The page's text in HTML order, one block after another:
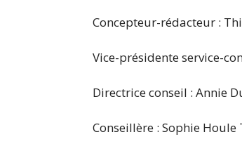
Concepteur-rédacteur :
Vice-présidente service-
Directrice conseil : Annie
Conseillère : Sophie